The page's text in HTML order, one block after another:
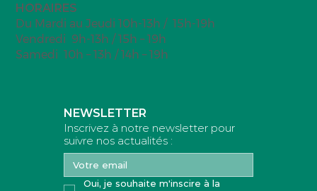
Vivien d'Anjou (légumineuses)
HORAIRES
Du Mardi au Jeudi 10h-13h / 15h-19h
Vendredi 9h-13h / 15h – 19h
Samedi 10h – 13h / 14h – 19h
NEWSLETTER
Inscrivez à notre newsletter pour
suivre nos actualités :
Oui, je souhaite m'inscire à la